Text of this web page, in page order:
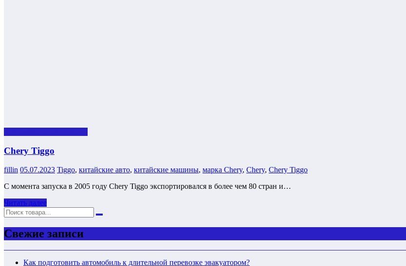
Сhery Tiggo
fillin 05.07.2023 Tiggo, китайские авто, китайские машины, марка Сhery, Сhery, Сhery Tiggo
С момента запуска в 2005 году Сhery Tiggo экспортировался в более чем 80 стран и…
Читать далее
Свежие записи
Как подготовить автомобиль к длительной перевозке эвакуатором?